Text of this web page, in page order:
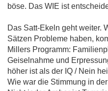
böse. Das WIE ist
Das Satt-Ekeln geht weiter.
Sätzen Probleme haben,
Millers Programm:
Geiselnahme und
höher ist als der IQ / Nein
Wie war die Stimmung in